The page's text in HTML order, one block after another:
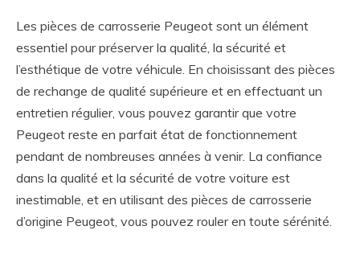
Les pièces de carrosserie Peugeot sont un élément
essentiel pour préserver la qualité, la sécurité et
l’esthétique de votre véhicule. En choisissant des pièces
de rechange de qualité supérieure et en effectuant un
entretien régulier, vous pouvez garantir que votre
Peugeot reste en parfait état de fonctionnement
pendant de nombreuses années à venir. La confiance
dans la qualité et la sécurité de votre voiture est
inestimable, et en utilisant des pièces de carrosserie
d’origine Peugeot, vous pouvez rouler en toute sérénité.